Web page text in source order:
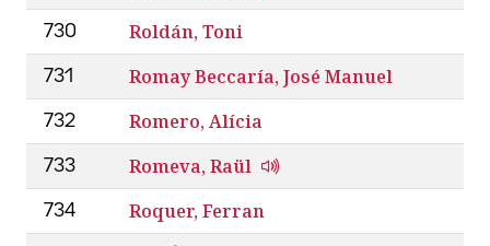
730 Roldán, Toni
731 Romay Beccaría, José Manuel
732 Romero, Alícia
733 Romeva, Raül
734
Roquer, Ferran